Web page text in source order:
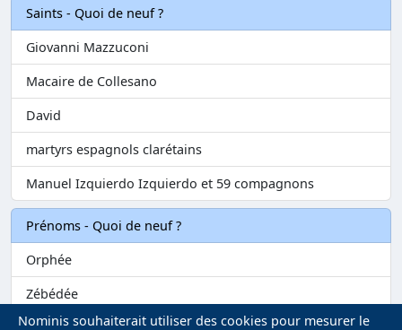
Saints - Quoi de neuf ?
Giovanni Mazzuconi
Macaire de Collesano
David
martyrs espagnols clarétains
Manuel Izquierdo Izquierdo et 59 compagnons
Prénoms - Quoi de neuf ?
Orphée
Zébédée
Nominis souhaiterait utiliser des cookies pour mesurer le